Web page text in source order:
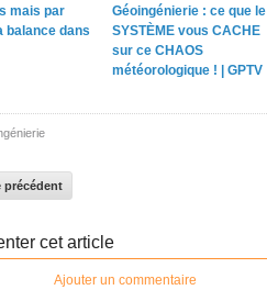
mais par
balance dans
Géoingénierie : ce que le
SYSTÈME vous CACHE
sur ce CHAOS
météorologique ! | GPTV
précédent
cet article
Ajouter un commentaire